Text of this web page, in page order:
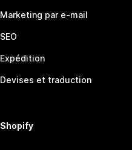
Marketing par e-mail
SEO
Expédition
Devises et traduction
Shopify